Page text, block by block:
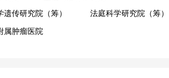
遗传研究院（筹） 法庭科学研究院（筹）
属肿瘤医院